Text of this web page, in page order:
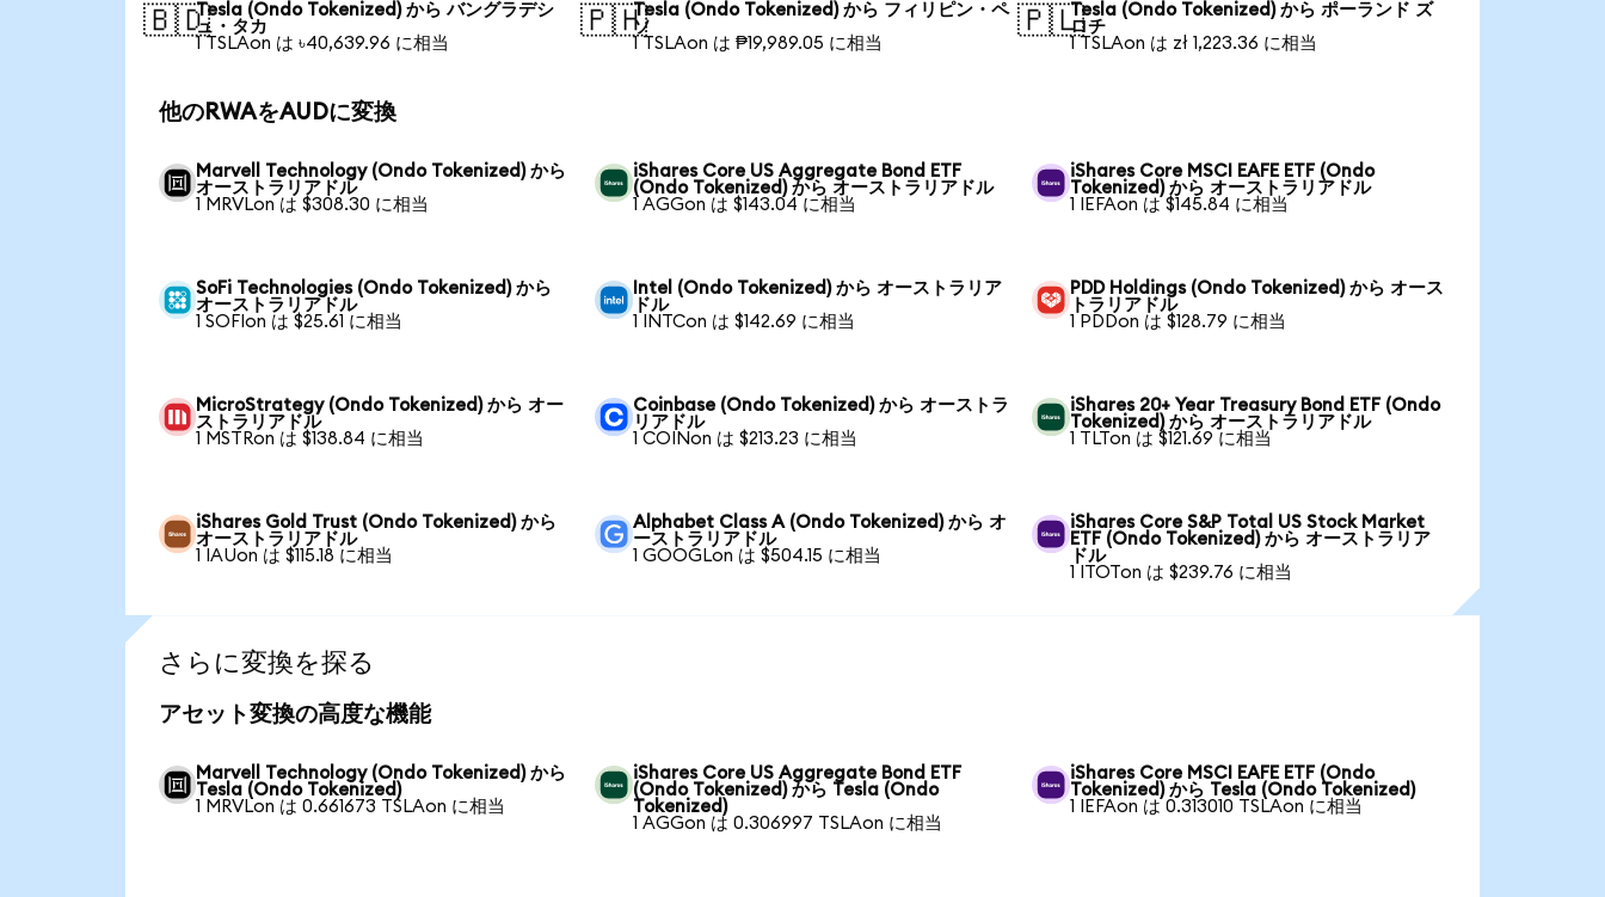
🇧🇩Tesla (Ondo Tokenized) から バングラデシ
ュ・タカ
1 TSLAon は ৳40,639.96 に相当
🇵🇭Tesla (Ondo Tokenized) から フィリピン・ペ
ソ
1 TSLAon は ₱19,989.05 に相当
🇵🇱Tesla (Ondo Tokenized) から ポーランド ズ
ロチ
1 TSLAon は zł 1,223.36 に相当
他のRWAをAUDに変換
Marvell Technology (Ondo Tokenized) から
オーストラリアドル
1 MRVLon は $308.30 に相当
iShares Core US Aggregate Bond ETF
(Ondo Tokenized) から オーストラリアドル
1 AGGon は $143.04 に相当
iShares Core MSCI EAFE ETF (Ondo
Tokenized) から オーストラリアドル
1 IEFAon は $145.84 に相当
SoFi Technologies (Ondo Tokenized) から
オーストラリアドル
1 SOFIon は $25.61 に相当
Intel (Ondo Tokenized) から オーストラリア
ドル
1 INTCon は $142.69 に相当
PDD Holdings (Ondo Tokenized) から オース
トラリアドル
1 PDDon は $128.79 に相当
MicroStrategy (Ondo Tokenized) から オー
ストラリアドル
1 MSTRon は $138.84 に相当
Coinbase (Ondo Tokenized) から オーストラ
リアドル
1 COINon は $213.23 に相当
iShares 20+ Year Treasury Bond ETF (Ondo
Tokenized) から オーストラリアドル
1 TLTon は $121.69 に相当
iShares Gold Trust (Ondo Tokenized) から
オーストラリアドル
1 IAUon は $115.18 に相当
Alphabet Class A (Ondo Tokenized) から オ
ーストラリアドル
1 GOOGLon は $504.15 に相当
iShares Core S&P Total US Stock Market
ETF (Ondo Tokenized) から オーストラリア
ドル
1 ITOTon は $239.76 に相当
さらに変換を探る
アセット変換の高度な機能
Marvell Technology (Ondo Tokenized) から
Tesla (Ondo Tokenized)
1 MRVLon は 0.661673 TSLAon に相当
iShares Core US Aggregate Bond ETF
(Ondo Tokenized) から Tesla (Ondo
Tokenized)
1 AGGon は 0.306997 TSLAon に相当
iShares Core MSCI EAFE ETF (Ondo
Tokenized) から Tesla (Ondo Tokenized)
1 IEFAon は 0.313010 TSLAon に相当